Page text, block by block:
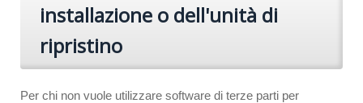
installazione o dell'unità di
ripristino
Per chi non vuole utilizzare software di terze parti per